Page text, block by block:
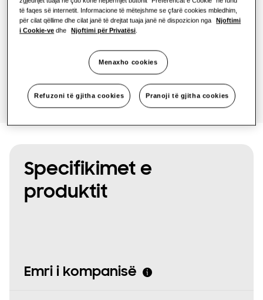
3 faza
Gjeni një instalues
Specifikimet e
produktit
Emri i kompanisë
të faqes së internetit. Informacione të mëtejshme se çfarë cookies mbledhim,
për cilat qëllime dhe cilat janë të drejtat tuaja janë në dispozicion nga
Njoftimi
i Cookie-ve dhe Njoftimi për Privatësi.
Menaxho cookies
Refuzoni të gjitha cookies Pranoji të gjitha cookies